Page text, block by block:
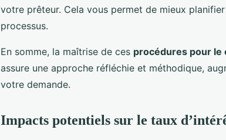
votre prêteur. Cela vous permet de mieux
processus.
En somme, la maîtrise de ces procédures pour le
assure une approche réfléchie et méthodique,
votre demande.
Impacts potentiels sur le taux